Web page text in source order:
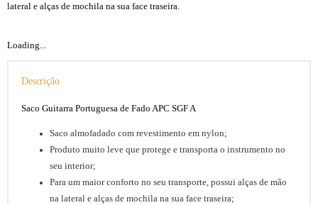
lateral e alças de mochila na sua face traseira.
Loading...
Descrição
Saco Guitarra Portuguesa de Fado APC SGF A
Saco almofadado com revestimento em nylon;
Produto muito leve que protege e transporta o instrumento no
seu interior;
Para um maior conforto no seu transporte, possui alças de mão
na lateral e alças de mochila na sua face traseira;